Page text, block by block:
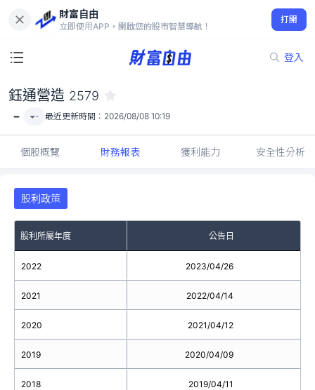
財富自由
立即使用APP，開啟您的股市智慧導航！
打開
登入
-
鈺通營造 2579
- - 最近更新時間： 2026/08/08 10:19
個股概覽 財務報表 獲利能力 安全性分析
股利政策
股利所屬年度 公告日
2022
2021
2020
2019
2018
2023/04/26
2022/04/14
2021/04/12
2020/04/09
2019/04/11